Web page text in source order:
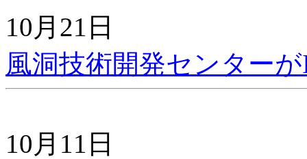
10月21日
風洞技術開発センター
10月11日